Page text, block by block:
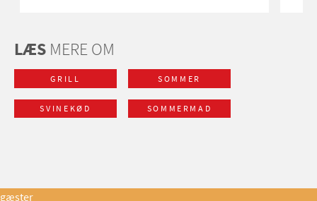
LÆS MERE OM
GRILL SOMMER
SVINEKØD SOMMERMAD
gæster